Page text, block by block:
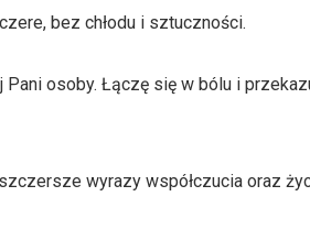
bez chłodu i sztuczności.
osoby. Łączę się w bólu i
wyrazy współczucia oraz